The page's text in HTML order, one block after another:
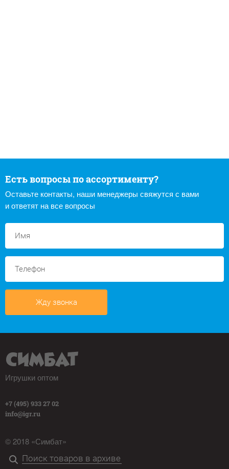
Есть вопросы по ассортименту?
Оставьте контакты, наши менеджеры свяжутся с вами
и ответят на все вопросы
Жду звонка
Игрушки оптом
+7 (495) 933 27 02
info@igr.ru
© 2018 «Симбат»